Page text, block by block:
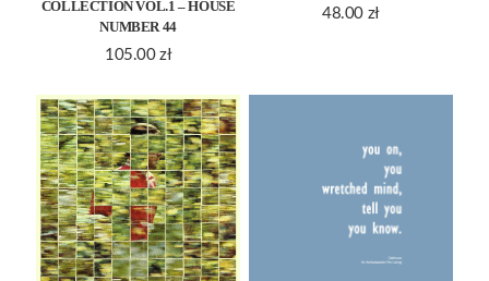
COLLECTION VOL.1 – HOUSE
NUMBER 44
105.00 zł
48.00 zł